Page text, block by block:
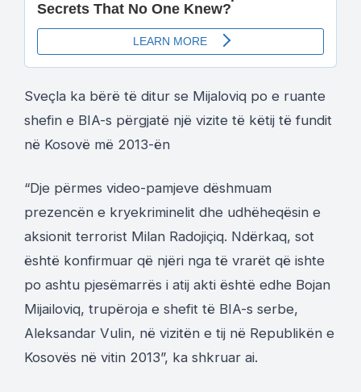
Sveçla ka bërë të ditur se Mijaloviq po e ruante
shefin e BIA-s përgjatë një vizite të këtij të fundit
në Kosovë më 2013-ën
“Dje përmes video-pamjeve dëshmuam
prezencën e kryekriminelit dhe udhëheqësin e
aksionit terrorist Milan Radojiçiq. Ndërkaq, sot
është konfirmuar që njëri nga të vrarët që ishte
po ashtu pjesëmarrës i atij akti është edhe Bojan
Mijailoviq, trupëroja e shefit të BIA-s serbe,
Aleksandar Vulin, në vizitën e tij në Republikën e
Kosovës në vitin 2013”, ka shkruar ai.